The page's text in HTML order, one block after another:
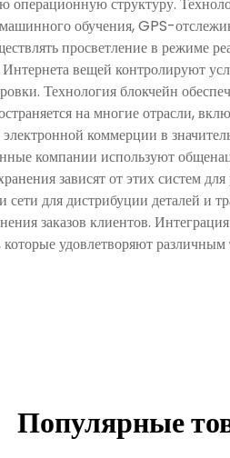
обучения, GPS-
просветление в режиме
вещей контролируют
Технология блокчейн
на многие отрасли,
коммерции в
компании используют
зависят от этих систем
для дистрибуции деталей и
заказов клиентов.
которые удовлетворяют
Популярные